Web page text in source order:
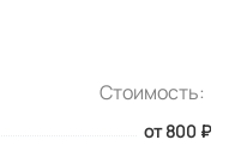
Стоимость:
от 800 ₽